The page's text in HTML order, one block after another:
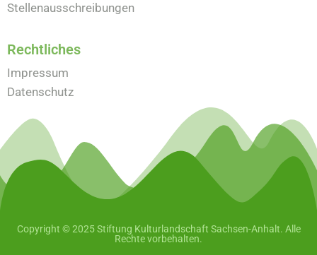
Stellenausschreibungen
Rechtliches
Impressum
Datenschutz
Copyright © 2025 Stiftung Kulturlandschaft Sachsen-Anhalt. Alle
Rechte vorbehalten.